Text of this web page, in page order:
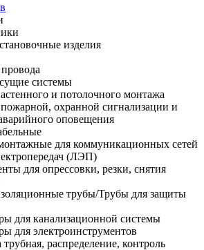
изделия
системы
и потолочного монтажа
охранной сигнализации и
оповещения
для коммуникационных сетей
(ЛЭП)
для опрессовки, резки, снятия
трубы/Трубы для защиты
для канализационной системы
для электроинструментов
распределение, контроль